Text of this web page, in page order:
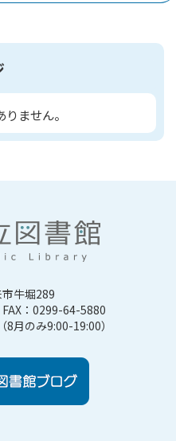
ません。
牛堀289
：0299-64-5880
のみ9:00-19:00）